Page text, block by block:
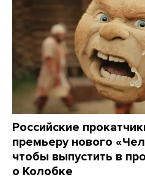
Российские
премьеру нового
чтобы выпустить в
о Колобке